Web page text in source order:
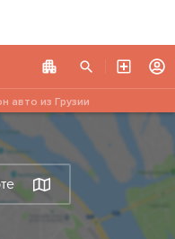
авто из Грузии